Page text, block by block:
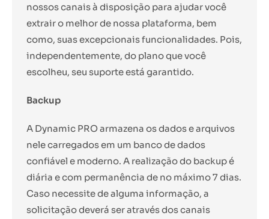
nossos canais à disposição para ajudar você
extrair o melhor de nossa plataforma, bem
como, suas excepcionais funcionalidades. Pois,
independentemente, do plano que você
escolheu, seu suporte está garantido.
Backup
A Dynamic PRO armazena os dados e arquivos
nele carregados em um banco de dados
confiável e moderno. A realização do backup é
diária e com permanência de no máximo 7 dias.
Caso necessite de alguma informação, a
solicitação deverá ser através dos canais